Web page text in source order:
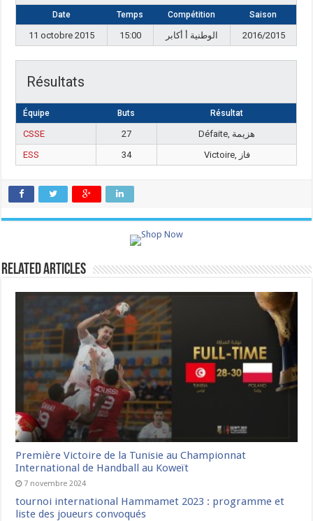
Date Temps Compétition Saison
11 octobre 2015 15:00 الوطنية أ أكابر 2016/2015
Résultats
Équipe Buts Résultat
CSSE 27
Défaite, هزيمة
ESS
34 Victoire, فاز
Related Articles
Première Victoire de la Tunisie au Championnat
International de Handball au Koweït
7 novembre 2024
tournoi international Hammamet 2023 : programme et
liste des joueurs convoqués